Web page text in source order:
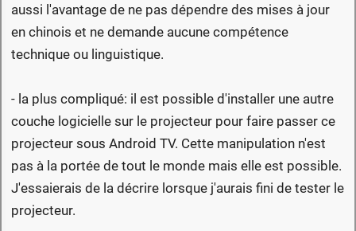
aussi l'avantage de ne pas dépendre des mises à jour
en chinois et ne demande aucune compétence
technique ou linguistique.
- la plus compliqué: il est possible d'installer une autre
couche logicielle sur le projecteur pour faire passer ce
projecteur sous Android TV. Cette manipulation n'est
pas à la portée de tout le monde mais elle est possible.
J'essaierais de la décrire lorsque j'aurais fini de tester le
projecteur.